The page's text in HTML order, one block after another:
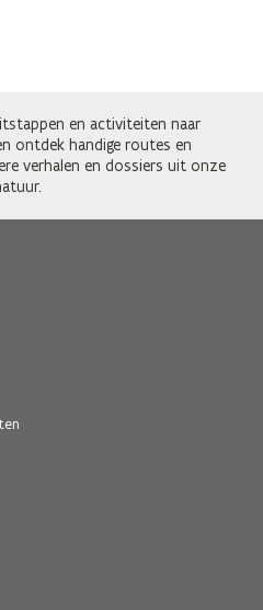
en activiteiten naar
ontdek handige routes en
verhalen en dossiers uit onze